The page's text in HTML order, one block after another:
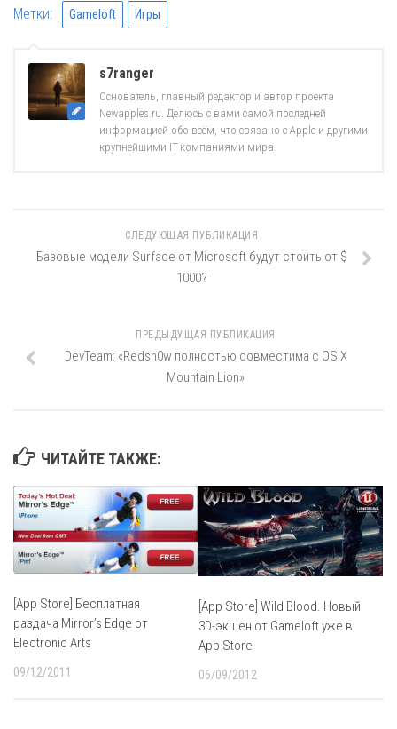
Метки: Gameloft Игры
s7ranger
Основатель, главный редактор и автор проекта
Newapples.ru. Делюсь с вами самой последней
информацией обо всём, что связано с Apple и другими
крупнейшими IT-компаниями мира.
СЛЕДУЮЩАЯ ПУБЛИКАЦИЯ
Базовые модели Surface от Microsoft будут стоить от $
1000?
ПРЕДЫДУЩАЯ ПУБЛИКАЦИЯ
DevTeam: «Redsn0w полностью совместима с OS X
Mountain Lion»
ЧИТАЙТЕ ТАКЖЕ:
[App Store] Бесплатная
раздача Mirror’s Edge от
Electronic Arts
09/12/2011
[App Store] Wild Blood. Новый
3D-экшен от Gameloft уже в
App Store
06/09/2012